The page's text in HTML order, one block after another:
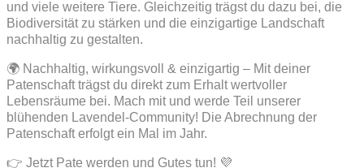
und viele weitere Tiere. Gleichzeitig trägst du dazu bei, die
Biodiversität zu stärken und die einzigartige Landschaft
nachhaltig zu gestalten.
🌍 Nachhaltig, wirkungsvoll & einzigartig – Mit deiner
Patenschaft trägst du direkt zum Erhalt wertvoller
Lebensräume bei. Mach mit und werde Teil unserer
blühenden Lavendel-Community! Die Abrechnung der
Patenschaft erfolgt ein Mal im Jahr.
👉 Jetzt Pate werden und Gutes tun! 💜